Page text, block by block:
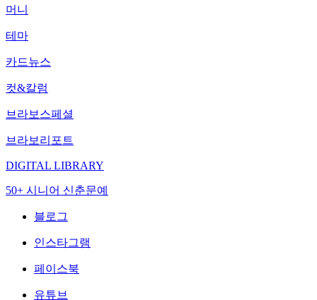
머니
테마
카드뉴스
컷&칼럼
브라보스페셜
브라보리포트
DIGITAL LIBRARY
50+ 시니어 신춘문예
블로그
인스타그램
페이스북
유튜브